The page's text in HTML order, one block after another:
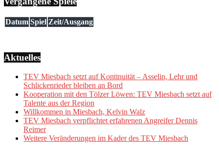
Datum Spiel Zeit/Ausgang
Aktuelles
TEV Miesbach setzt auf Kontinuität – Asselin, Lehr und
Schlickenrieder bleiben an Bord
Kooperation mit den Tölzer Löwen: TEV Miesbach setzt auf
Talente aus der Region
Willkommen in Miesbach, Kelvin Walz
TEV Miesbach verpflichtet erfahrenen Angreifer Dennis
Reimer
Weitere Veränderungen im Kader des TEV Miesbach